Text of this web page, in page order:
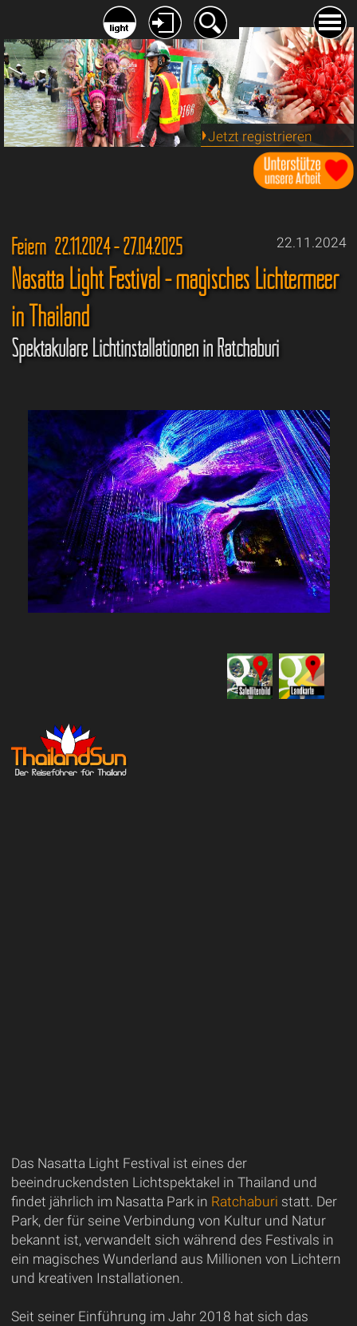
Jetzt registrieren
22.11.2024
Feiern 22.11.2024 - 27.04.2025
Nasatta Light Festival - magisches Lichtermeer
in Thailand
Spektakuläre Lichtinstallationen in Ratchaburi
Das Nasatta Light Festival ist eines der
beeindruckendsten Lichtspektakel in Thailand und
findet jährlich im Nasatta Park in Ratchaburi statt. Der
Park, der für seine Verbindung von Kultur und Natur
bekannt ist, verwandelt sich während des Festivals in
ein magisches Wunderland aus Millionen von Lichtern
und kreativen Installationen.
Seit seiner Einführung im Jahr 2018 hat sich das